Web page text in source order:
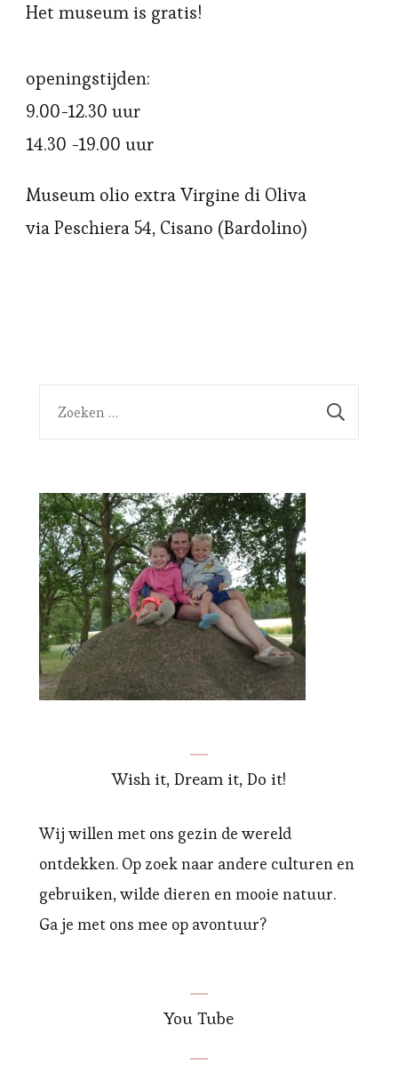
Het museum is gratis!
openingstijden:
9.00-12.30 uur
14.30 -19.00 uur
Museum olio extra Virgine di Oliva
via Peschiera 54, Cisano (Bardolino)
Wish it, Dream it, Do it!
Wij willen met ons gezin de wereld
ontdekken. Op zoek naar andere culturen en
gebruiken, wilde dieren en mooie natuur.
Ga je met ons mee op avontuur?
You Tube